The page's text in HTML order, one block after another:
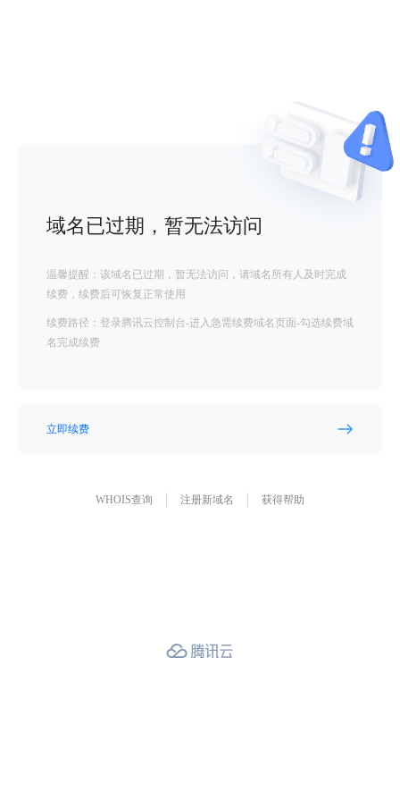
域名已过期，暂无法访问
温馨提醒：该域名已过期，暂无法访问，请域名所有人及时完成
续费，续费后可恢复正常使用
续费路径：登录腾讯云控制台-进入急需续费域名页面-勾选续费域
名完成续费
立即续费
WHOIS查询 注册新域名 获得帮助